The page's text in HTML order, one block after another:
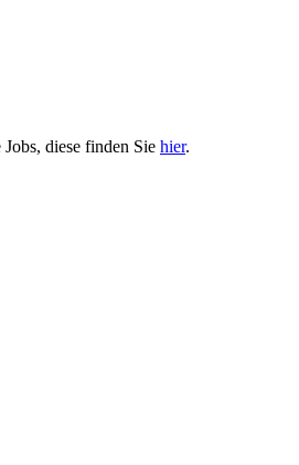
diese finden Sie hier.